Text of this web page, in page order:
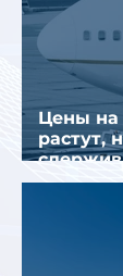
Цены на
растут, но рост цен